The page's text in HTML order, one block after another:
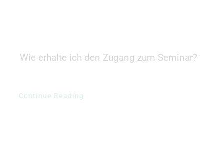
Wie erhalte ich den Zugang zum Seminar?
Continue Reading